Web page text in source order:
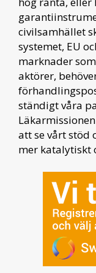
civilsamhället
systemet, EU
marknader
aktörer,
ständigt våra
att se vårt stöd
mer katalytiskt